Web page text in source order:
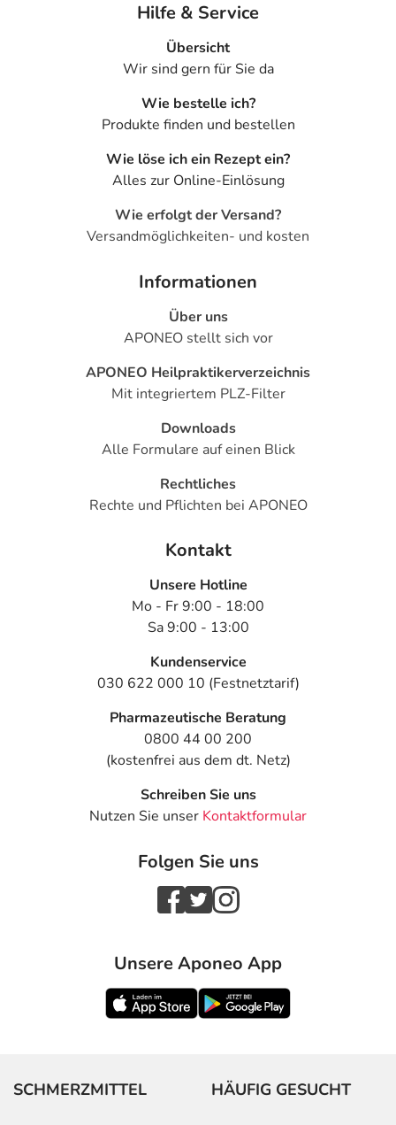
Hilfe & Service
Übersicht
Wir sind gern für Sie da
Wie bestelle ich?
Produkte finden und bestellen
Wie löse ich ein Rezept ein?
Alles zur Online-Einlösung
Wie erfolgt der Versand?
Versandmöglichkeiten- und kosten
Informationen
Über uns
APONEO stellt sich vor
APONEO Heilpraktikerverzeichnis
Mit integriertem PLZ-Filter
Downloads
Alle Formulare auf einen Blick
Rechtliches
Rechte und Pflichten bei APONEO
Kontakt
Unsere Hotline
Mo - Fr 9:00 - 18:00
Sa 9:00 - 13:00
Kundenservice
030 622 000 10 (Festnetztarif)
Pharmazeutische Beratung
0800 44 00 200
(kostenfrei aus dem dt. Netz)
Schreiben Sie uns
Nutzen Sie unser Kontaktformular
Folgen Sie uns
Unsere Aponeo App
SCHMERZMITTEL HÄUFIG GESUCHT